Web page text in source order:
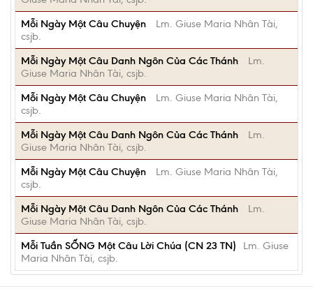
Mỗi Ngày Một Câu Chuyện
Lm. Giuse Maria Nhân Tài,
csjb.
Mỗi Ngày Một Câu Danh Ngôn Của Các Thánh
Lm.
Giuse Maria Nhân Tài, csjb.
Mỗi Ngày Một Câu Chuyện
Lm. Giuse Maria Nhân Tài,
csjb.
Mỗi Ngày Một Câu Danh Ngôn Của Các Thánh
Lm.
Giuse Maria Nhân Tài, csjb.
Mỗi Ngày Một Câu Chuyện
Lm. Giuse Maria Nhân Tài,
csjb.
Mỗi Ngày Một Câu Danh Ngôn Của Các Thánh
Lm.
Giuse Maria Nhân Tài, csjb.
Mỗi Tuần SỐNG Một Câu Lời Chúa (CN 23 TN)
Lm. Giuse
Maria Nhân Tài, csjb.